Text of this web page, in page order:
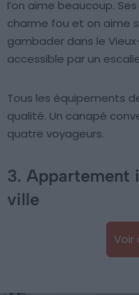
l’on aime beaucoup.
charme fou et on aime
gambader dans le
accessible par un
Tous les équipements
qualité. Un canapé
quatre voyageurs.
3. Appartement
ville
Voir